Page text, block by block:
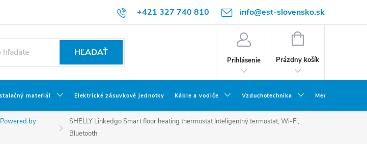
+421 327 740 810 info@est-slovensko.sk
HĽADAŤ
Prihlásenie
NÁKUPNÝ
Prázdny košík
materiál Elektrické zásuvkové jednotky Káble a vodiče Vzduchotechnika Meracia a
by
SHELLY Linkedgo Smart floor heating thermostat Inteligentný termostat, Wi-Fi,
Bluetooth